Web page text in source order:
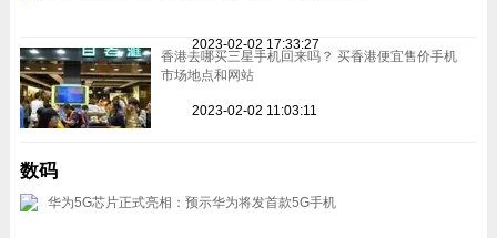
2023-02-02 17:33:27
香港去哪买三星手机回来吗？ 买香港便宜售价手机
市场地点和网站
2023-02-02 11:03:11
数码
华为5G芯片正式亮相：预示华为将发首款5G手机